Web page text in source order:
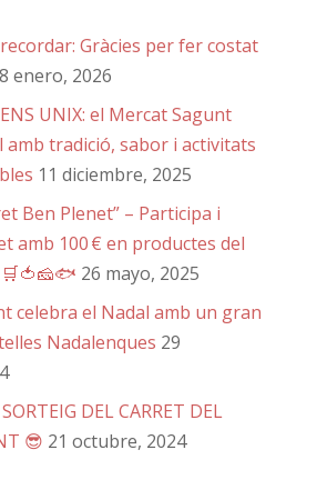
Gràcies per fer costat
8 enero, 2026
UNIX: el Mercat Sagunt
amb tradició, sabor i activitats
11 diciembre, 2025
Ben Plenet” – Participa i
amb 100 € en productes del
26 mayo, 2025
celebra el Nadal amb un gran
Nadalenques 29
DEL CARRET DEL
😎 21 octubre, 2024